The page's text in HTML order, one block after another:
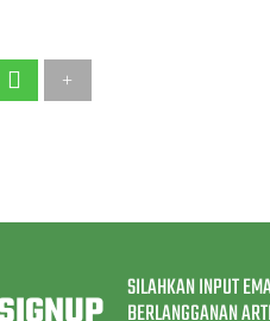
SILAHKAN INPUT
BERLANGGANAN